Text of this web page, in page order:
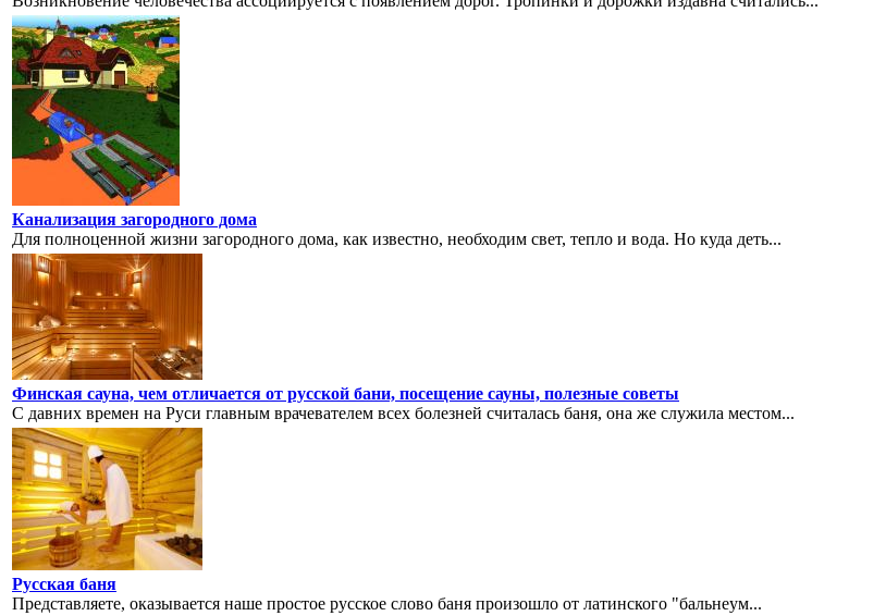
Канализация загородного дома
Для полноценной жизни загородного дома, как известно, необходим свет, тепло и вода. Но куда деть...
Финская сауна, чем отличается от русской бани, посещение сауны, полезные советы
С давних времен на Руси главным врачевателем всех болезней считалась баня, она же служила местом...
Русская баня
Представляете, оказывается наше простое русское слово баня произошло от латинского "бальнеум...